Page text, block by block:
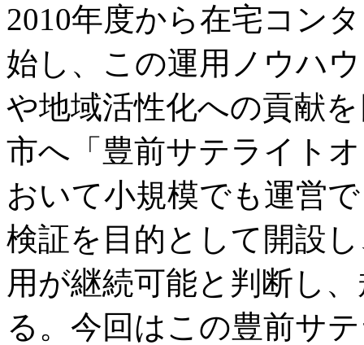
2010年度から在宅コン
始し、この運用ノウハ
や地域活性化への貢献
市へ「豊前サテライト
おいて小規模でも運営
検証を目的として開設
用が継続可能と判断し
る。今回はこの豊前サ